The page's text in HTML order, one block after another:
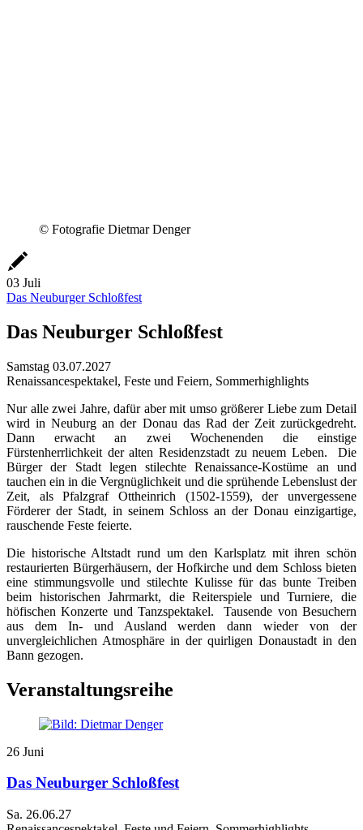
© Fotografie Dietmar Denger
03 Juli
Das Neuburger Schloßfest
Das Neuburger Schloßfest
Samstag 03.07.2027
Renaissancespektakel, Feste und Feiern, Sommerhighlights
Nur alle zwei Jahre, dafür aber mit umso größerer Liebe zum Detail
wird in Neuburg an der Donau das Rad der Zeit zurückgedreht.
Dann erwacht an zwei Wochenenden die einstige
Fürstenherrlichkeit der alten Residenzstadt zu neuem Leben. Die
Bürger der Stadt legen stilechte Renaissance-Kostüme an und
tauchen ein in die Vergnüglichkeit und die sprühende Lebenslust der
Zeit, als Pfalzgraf Ottheinrich (1502-1559), der unvergessene
Förderer der Stadt, in seinem Schloss an der Donau einzigartige,
rauschende Feste feierte.
Die historische Altstadt rund um den Karlsplatz mit ihren schön
restaurierten Bürgerhäusern, der Hofkirche und dem Schloss bieten
eine stimmungsvolle und stilechte Kulisse für das bunte Treiben
beim historischen Jahrmarkt, die Reiterspiele und Turniere, die
höfischen Konzerte und Tanzspektakel. Tausende von Besuchern
aus dem In- und Ausland werden dann wieder von der
unvergleichlichen Atmosphäre in der quirligen Donaustadt in den
Bann gezogen.
Veranstaltungsreihe
26 Juni
Das Neuburger Schloßfest
Sa. 26.06.27